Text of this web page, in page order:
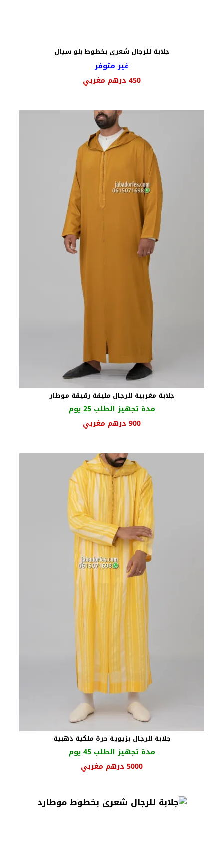
جلابة للرجال شعرى بخطوط بلو سيال
غير متوفر
450 درهم مغربي
جلابة مغربية للرجال مليفة رقيقة موطار
مدة تجهيز الطلب 25 يوم
السعر
1000 درهم
مغربي.
900 درهم مغربي
900 درهم
مغربي.
جلابة للرجال بزيوية حرة ملكية ذهبية
مدة تجهيز الطلب 45 يوم
السعر
5500 درهم
مغربي.
5000 درهم مغربي
5000 درهم
مغربي.